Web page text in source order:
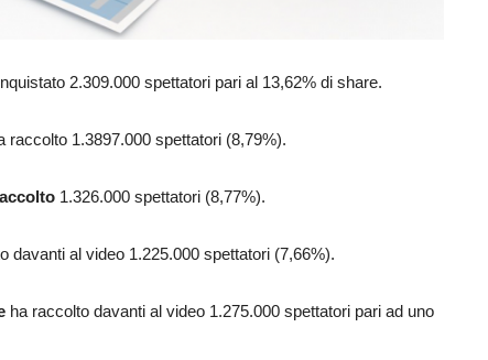
2.309.000 spettatori pari al 13,62% di share.
raccolto 1.3897.000 spettatori (8,79%).
1.326.000 spettatori (8,77%).
davanti al video 1.225.000 spettatori (7,66%).
ha raccolto davanti al video 1.275.000 spettatori pari ad uno